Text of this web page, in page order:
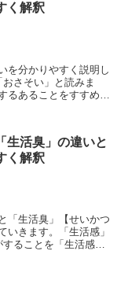
く解釈
を分かりやすく説明し
さそい」と読みま
あることをすすめる
生活臭」の違いと
く解釈
「生活臭」【せいかつ
いきます。「生活感」
ることを「生活感」